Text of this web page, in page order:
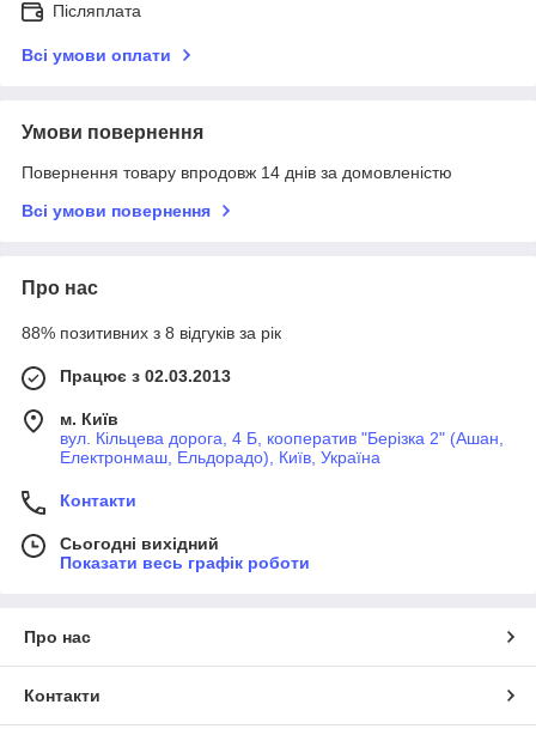
Післяплата
Всі умови оплати
Умови повернення
Повернення товару впродовж 14 днів за домовленістю
Всі умови повернення
Про нас
88% позитивних з 8 відгуків за рік
Працює з 02.03.2013
м. Київ
вул. Кільцева дорога, 4 Б, кооператив "Берізка 2" (Ашан,
Електронмаш, Ельдорадо), Київ, Україна
Контакти
Сьогодні вихідний
Показати весь графік роботи
Про нас
Контакти